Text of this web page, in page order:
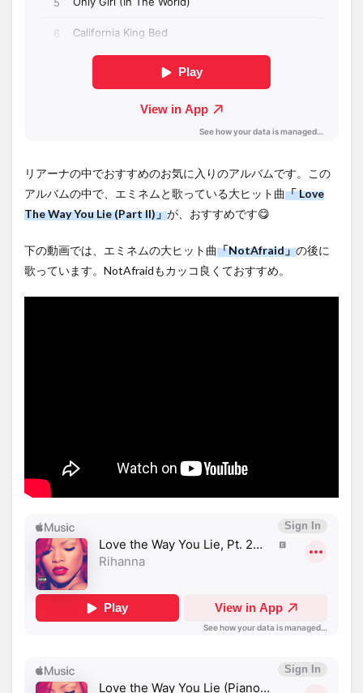
リアーナの中でおすすめのお気に入りのアルバムです。この
アルバムの中で、エミネムと歌っている大ヒット曲「 Love
The Way You Lie (Part II)」が、おすすめです😋
下の動画では、エミネムの大ヒット曲「NotAfraid」の後に
歌っています。NotAfraidもカッコ良くておすすめ。